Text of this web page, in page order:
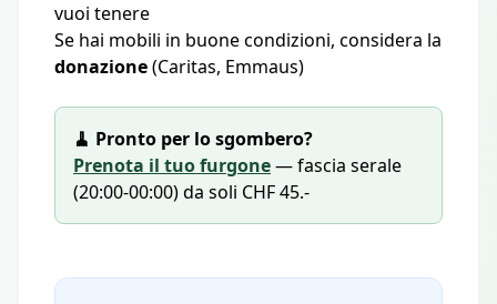
vuoi tenere
Se hai mobili in buone condizioni, considera la
donazione(Caritas, Emmaus)
🧹 Pronto per lo sgombero?
Prenota il tuo furgone— fascia serale
(20:00-00:00) da soli CHF 45.-